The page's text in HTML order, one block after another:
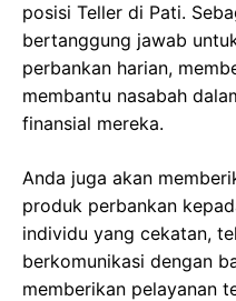
posisi Teller di Pati.
bertanggung jawab
perbankan harian,
membantu nasabah
finansial mereka.
Anda juga akan
produk perbankan
individu yang cekatan,
berkomunikasi dengan
memberikan pelayanan